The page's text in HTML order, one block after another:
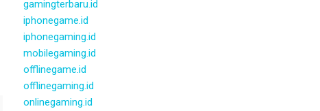
gamingterbaru.id
iphonegame.id
iphonegaming.id
mobilegaming.id
offlinegame.id
offlinegaming.id
onlinegaming.id